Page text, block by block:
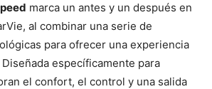
marca un antes y un después en
al combinar una serie de
para ofrecer una experiencia
específicamente para
el confort, el control y una salida